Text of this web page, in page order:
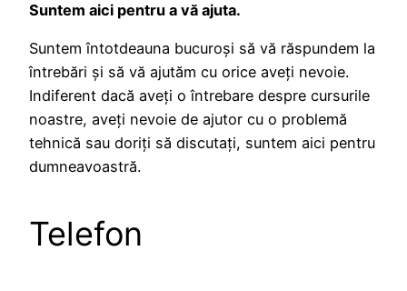
Suntem aici pentru a vă ajuta.
Suntem întotdeauna bucuroși să vă răspundem la
întrebări și să vă ajutăm cu orice aveți nevoie.
Indiferent dacă aveți o întrebare despre cursurile
noastre, aveți nevoie de ajutor cu o problemă
tehnică sau doriți să discutați, suntem aici pentru
dumneavoastră.
Telefon